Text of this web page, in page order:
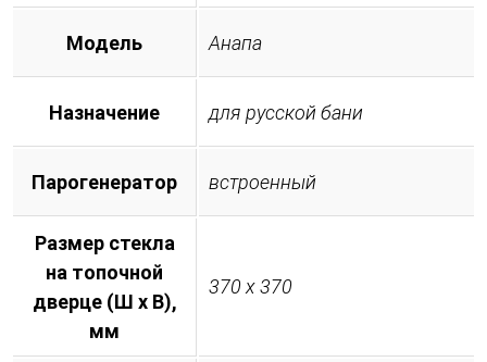
Модель Анапа
Назначение для русской бани
Парогенератор встроенный
Размер стекла
на топочной
дверце (Ш х В),
мм
370 х 370